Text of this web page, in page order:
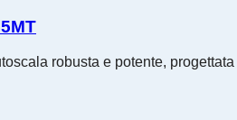
robusta e potente,